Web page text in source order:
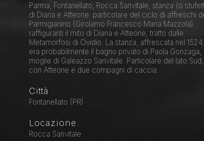
Parma, Fontanellato, Rocca Sanvitale, stanza (o
di Diana e Atteone: particolare del ciclo di affreschi
Parmigianino (Girolamo Francesco Maria Mazzola)
raffiguranti il mito di Diana e Atteone, tratto dalle
Metamorfosi di Ovidio. La stanza, affrescata nel 1524,
era probabilmente il bagno privato di Paola Gonzaga,
moglie di Galeazzo Sanvitale. Particolare del lato Sud,
con Atteone e due compagni di caccia.
Città
Fontanellato (PR)
Locazione
Rocca Sanvitale